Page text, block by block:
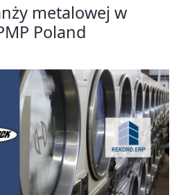
metalowej w
Poland